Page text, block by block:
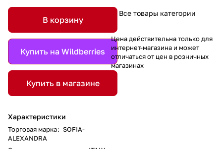
В корзину
Купить на Wildberries
Купить в магазине
Характеристики
Торговая марка: SOFIA-
ALEXANDRA
Все товары категории
Цена действительна только для
интернет-магазина и может
отличаться от цен в розничных
магазинах